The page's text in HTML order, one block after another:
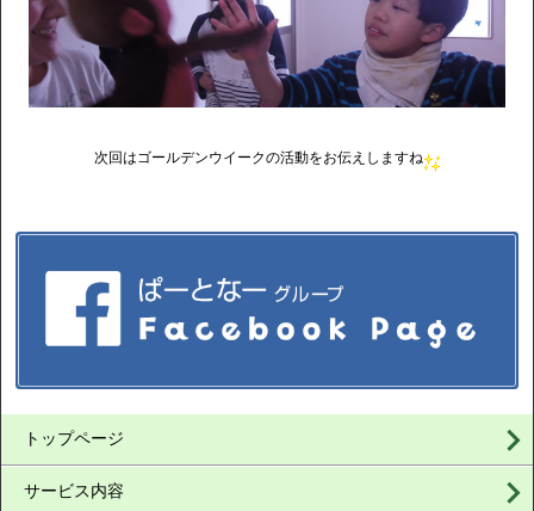
次回はゴールデンウイークの活動をお伝えしますね
トップページ
サービス内容